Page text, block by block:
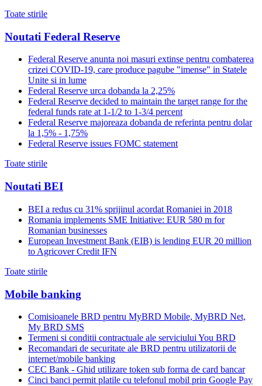
Toate stirile
Noutati Federal Reserve
Federal Reserve anunta noi masuri extinse pentru combaterea
crizei COVID-19, care produce pagube "imense" in Statele
Unite si in lume
Federal Reserve urca dobanda la 2,25%
Federal Reserve decided to maintain the target range for the
federal funds rate at 1-1/2 to 1-3/4 percent
Federal Reserve majoreaza dobanda de referinta pentru dolar
la 1,5% - 1,75%
Federal Reserve issues FOMC statement
Toate stirile
Noutati BEI
BEI a redus cu 31% sprijinul acordat Romaniei in 2018
Romania implements SME Initiative: EUR 580 m for
Romanian businesses
European Investment Bank (EIB) is lending EUR 20 million
to Agricover Credit IFN
Toate stirile
Mobile banking
Comisioanele BRD pentru MyBRD Mobile, MyBRD Net,
My BRD SMS
Termeni si conditii contractuale ale serviciului You BRD
Recomandari de securitate ale BRD pentru utilizatorii de
internet/mobile banking
CEC Bank - Ghid utilizare token sub forma de card bancar
Cinci banci permit platile cu telefonul mobil prin Google Pay